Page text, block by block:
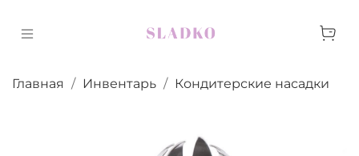
Главная Инвентарь Кондитерские насадки